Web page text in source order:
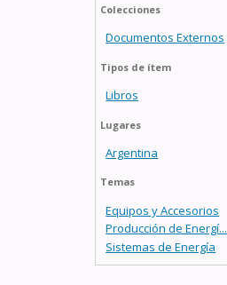
Colecciones
Documentos Externos
Tipos de ítem
Libros
Lugares
Argentina
Temas
Equipos y Accesorios
Producción de Energí...
Sistemas de Energía